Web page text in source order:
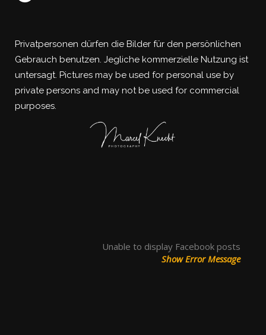
Privatpersonen dürfen die Bilder für den persönlichen
Gebrauch benutzen. Jegliche kommerzielle Nutzung ist
untersagt. Pictures may be used for personal use by
private persons and may not be used for commercial
purposes.
Unable to display Facebook posts
Show Error Message